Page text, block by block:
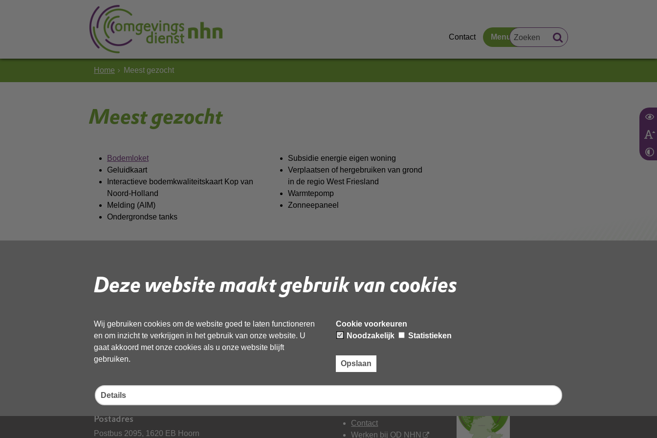
Deze website maakt gebruik van cookies
Wij gebruiken cookies om de website goed te laten functioneren
en om inzicht te verkrijgen in het gebruik van onze website. U
gaat akkoord met onze cookies als u onze website blijft
gebruiken.
Cookie voorkeuren
Noodzakelijk
Statistieken
Opslaan
Details
Contact Menu
Home Meest gezocht
Meest gezocht
Bodemloket
Geluidkaart
Interactieve bodemkwaliteitskaart Kop van
Noord-Holland
Melding (AIM)
Ondergrondse tanks
Subsidie energie eigen woning
Verplaatsen of hergebruiken van grond
in de regio West Friesland
Warmtepomp
Zonneepaneel
Deel deze pagina
Bezoekadres
Dampten 2, 1624 NR Hoorn
Postadres
Postbus 2095, 1620 EB Hoorn
Direct contact Overige links
Contact
Werken bij OD NHN